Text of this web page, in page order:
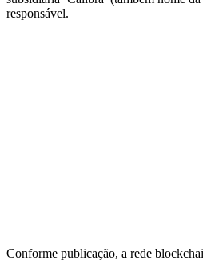
responsável.
Conforme publicação, a rede